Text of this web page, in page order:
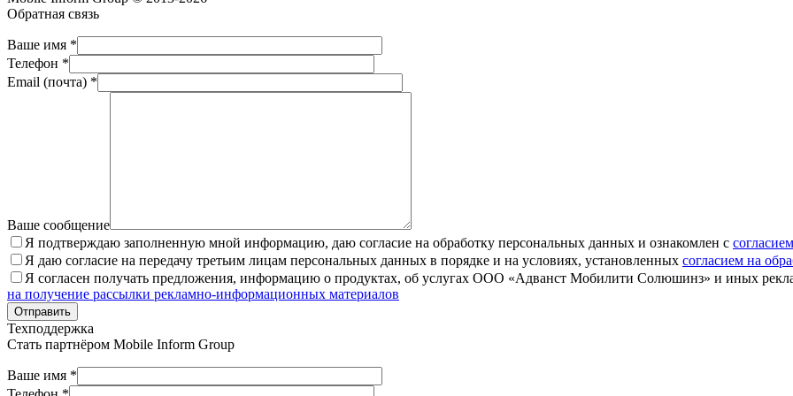
Обратная связь
Ваше имя *
Телефон *
Email (почта) *
Ваше сообщение
Я подтверждаю заполненную мной информацию, даю согласие на обработку персональных данных и ознакомлен с
Я даю согласие на передачу третьим лицам персональных данных в порядке и на условиях, установленных согласием на
Я согласен получать предложения, информацию о продуктах, об услугах ООО «Адванст Мобилити Солюшинз» и иных
на получение рассылки рекламно-информационных материалов
Отправить
Техподдержка
Стать партнёром Mobile Inform Group
Ваше имя *